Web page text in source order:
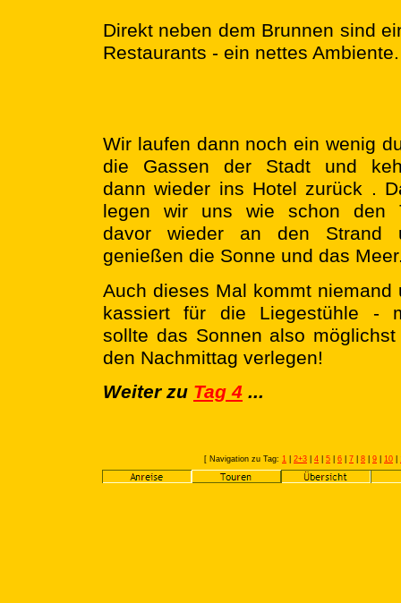
Direkt neben dem Brunnen sind
Restaurants - ein nettes Ambiente.
Wir laufen dann noch ein wenig
die Gassen der Stadt und
dann wieder ins Hotel zurück .
legen wir uns wie schon den
davor wieder an den Strand
genießen die Sonne und das
Auch dieses Mal kommt niemand
kassiert für die Liegestühle -
sollte das Sonnen also
den Nachmittag verlegen!
Weiter zu Tag 4 ...
[ Navigation zu Tag: 1 2+3 4 5 6 7 8 9 10